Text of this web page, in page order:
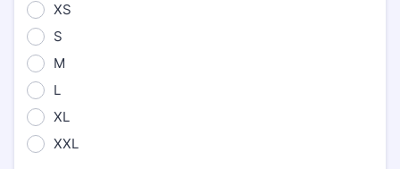
XS
S
M
L
XL
XXL